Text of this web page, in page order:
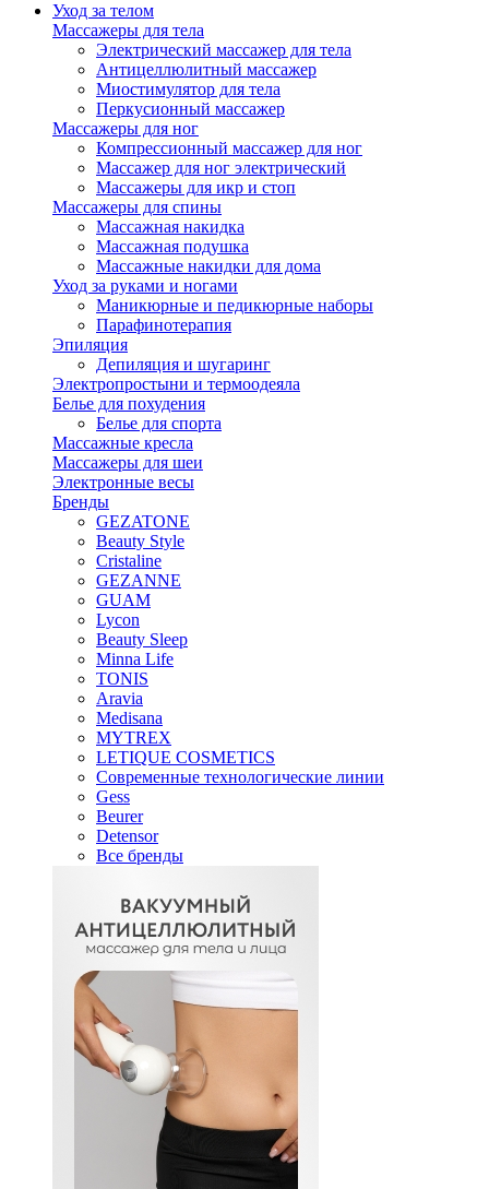
Уход за телом
Массажеры для тела
Электрический массажер для тела
Антицеллюлитный массажер
Миостимулятор для тела
Перкусионный массажер
Массажеры для ног
Компрессионный массажер для ног
Массажер для ног электрический
Массажеры для икр и стоп
Массажеры для спины
Массажная накидка
Массажная подушка
Массажные накидки для дома
Уход за руками и ногами
Маникюрные и педикюрные наборы
Парафинотерапия
Эпиляция
Депиляция и шугаринг
Электропростыни и термоодеяла
Белье для похудения
Белье для спорта
Массажные кресла
Массажеры для шеи
Электронные весы
Бренды
GEZATONE
Beauty Style
Cristaline
GEZANNE
GUAM
Lycon
Beauty Sleep
Minna Life
TONIS
Aravia
Medisana
MYTREX
LETIQUE COSMETICS
Современные технологические линии
Gess
Beurer
Detensor
Все бренды